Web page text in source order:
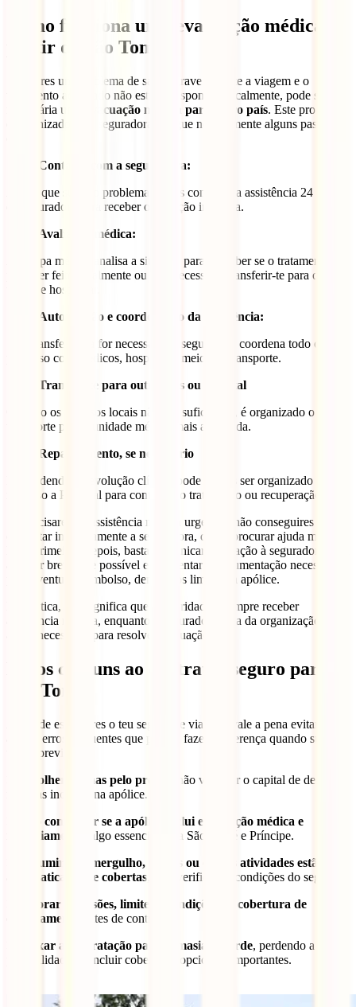
Como funciona uma evacuação médica a
partir de São Tomé?
Se tiveres um problema de saúde grave durante a viagem e o
tratamento adequado não estiver disponível localmente, pode ser
necessária uma
evacuação médica para outro país. Este processo
é organizado pela seguradora e segue normalmente alguns passos
Contacto com a seguradora:
Assim que surge o problema, deves contactar a assistência 24 horas
da seguradora para receber orientação imediata.
Avaliação médica:
A equipa médica analisa a situação para perceber se o tratamento
pode ser feito localmente ou se é necessário transferir-te para outra
unidade hospitalar.
Autorização e coordenação da assistência:
Se a transferência for necessária, a seguradora coordena todo o
processo com médicos, hospitais e meios de transporte.
Transporte para outro país ou hospital
Quando os recursos locais não são suficientes, é organizado o
transporte para a unidade médica mais adequada.
Repatriamento, se necessário
Dependendo da evolução clínica, pode depois ser organizado o
regresso a Portugal para continuar o tratamento ou recuperação.
Se precisares de assistência médica urgente e não conseguires
contactar imediatamente a seguradora, deves procurar ajuda médica
local primeiro. Depois, basta comunicar a situação à seguradora com
a maior brevidade possível e apresentar a documentação necessária
para eventual reembolso, dentro dos limites da apólice.
Na prática, isto significa que a prioridade é sempre receber
assistência médica, enquanto a seguradora trata da organização e do
apoio necessário para resolver a situação.
Erros comuns ao contratar seguro para
São Tomé
Antes de escolheres o teu seguro de viagem, vale a pena evitar
alguns erros frequentes que podem fazer a diferença quando surge
um imprevisto.
Escolher apenas pelo preço
e não verificar o capital de despesas
médicas incluído na apólice.
Não confirmar se a apólice inclui evacuação médica e
repatriamento
, algo essencial para São Tomé e Príncipe.
Assumir que mergulho, trilhos ou outras atividades estão
automaticamente cobertas , sem verificar as condições do seguro.
Ignorar exclusões, limites e condições da cobertura de
cancelamento
antes de contratar.
Deixar a contratação para demasiado tarde, perdendo a
possibilidade de incluir coberturas opcionais importantes.